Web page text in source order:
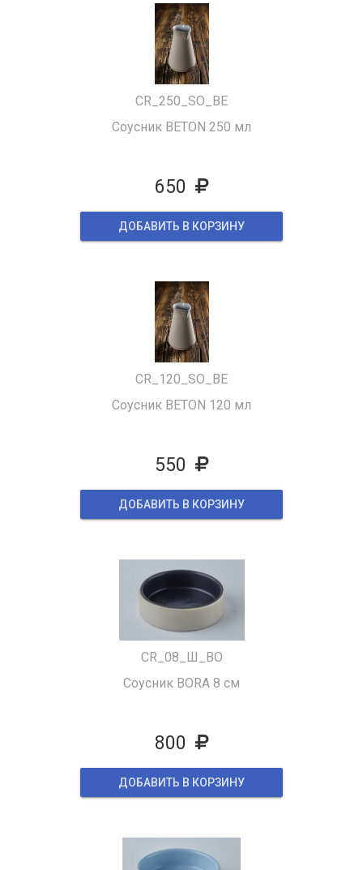
CR_250_SO_BE
Соусник BETON 250 мл
650
ДОБАВИТЬ В КОРЗИНУ
CR_120_SO_BE
Соусник BETON 120 мл
550
ДОБАВИТЬ В КОРЗИНУ
CR_08_Ш_BO
Соусник BORA 8 cм
800
ДОБАВИТЬ В КОРЗИНУ